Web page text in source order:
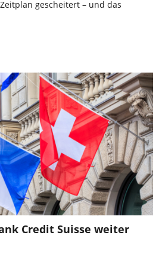
gescheitert – und das
Credit Suisse weiter